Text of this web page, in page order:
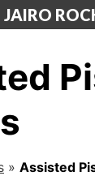
JAIRO
» Assisted